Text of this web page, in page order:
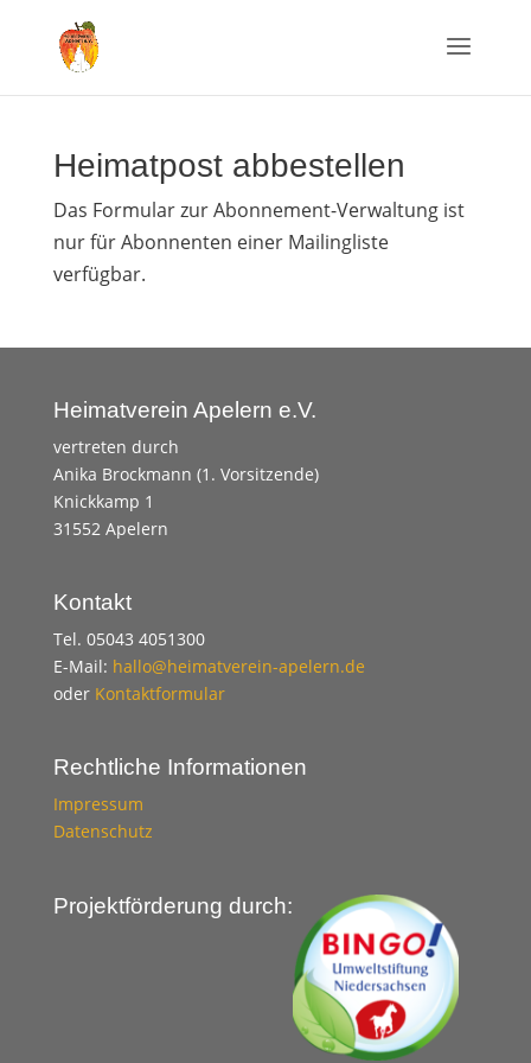
Heimatpost abbestellen
Das Formular zur Abonnement-Verwaltung ist
nur für Abonnenten einer Mailingliste
verfügbar.
Heimatverein Apelern e.V.
vertreten durch
Anika Brockmann (1. Vorsitzende)
Knickkamp 1
31552 Apelern
Kontakt
Tel. 05043 4051300
E-Mail: hallo@heimatverein-apelern.de
oder Kontaktformular
Rechtliche Informationen
Impressum
Datenschutz
Projektförderung durch: